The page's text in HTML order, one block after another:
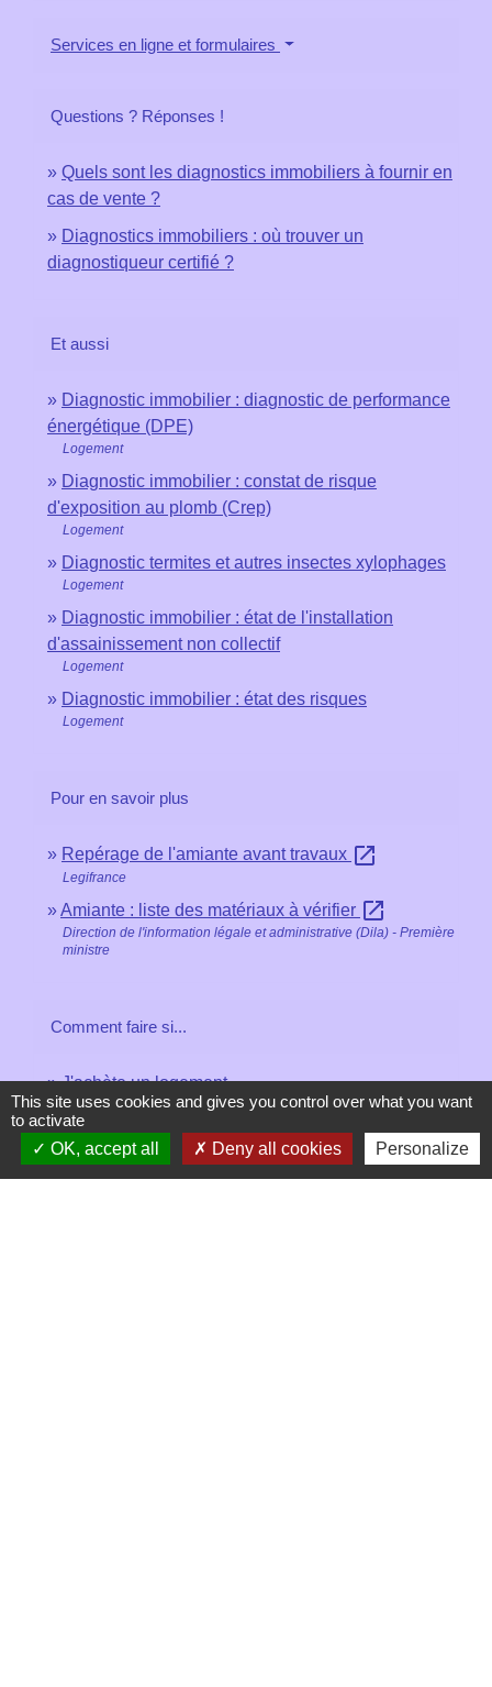
Services en ligne et formulaires
Questions ? Réponses !
Quels sont les diagnostics immobiliers à fournir en
cas de vente ?
Diagnostics immobiliers : où trouver un
diagnostiqueur certifié ?
Et aussi
Diagnostic immobilier : diagnostic de performance
énergétique (DPE)
Logement
Diagnostic immobilier : constat de risque
d'exposition au plomb (Crep)
Logement
Diagnostic termites et autres insectes xylophages
Logement
Diagnostic immobilier : état de l'installation
d'assainissement non collectif
Logement
Diagnostic immobilier : état des risques
Logement
Pour en savoir plus
Repérage de l'amiante avant travaux open_in_new
Legifrance
Amiante : liste des matériaux à vérifier open_in_new
Direction de l'information légale et administrative (Dila) - Première
ministre
Comment faire si...
J'achète un logement
Signaler une erreur sur cette page
This site uses cookies and gives you control over what you want
to activate
OK, accept all
Deny all cookies Personalize